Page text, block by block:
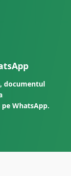
documentul
WhatsApp.